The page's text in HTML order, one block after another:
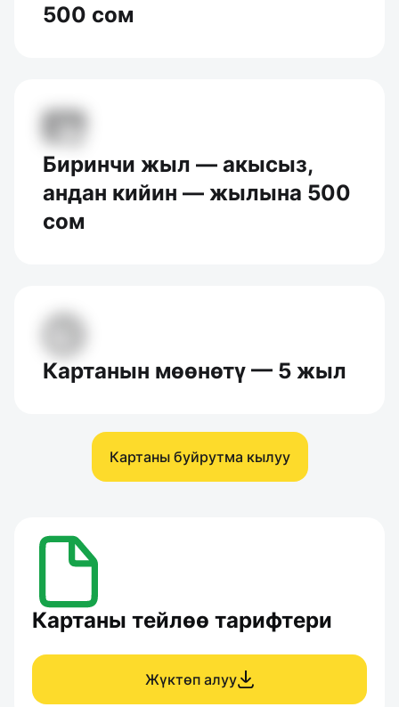
500 сом
Биринчи жыл — акысыз,
андан кийин — жылына 500
сом
Картанын мөөнөтү — 5 жыл
Картаны буйрутма кылуу
Картаны тейлөө тарифтери
Жүктөп алуу